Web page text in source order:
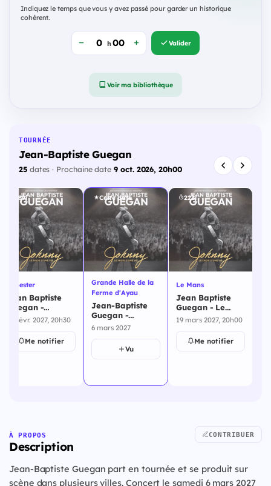
Indiquez le temps que vous y avez passé pour garder un historique
cohérent.
h Valider
Voir ma bibliothèque
TOURNÉE
Jean-Baptiste Guegan
25dates · Prochaine date9 oct. 2026, 20h00
189j
Lanester
Jean Baptiste
Guegan -
Lanester - 13
février 2027
13 févr. 2027, 20h30
Me notifier
Cette date
Grande Halle de la
Ferme d'Ayau
Jean-Baptiste
Guegan -
Grande Halle de
- 6 mars 2027
6 mars 2027
Vu
223j
Le Mans
Jean Baptiste
Guegan - Le
Mans - 19 mars
19 mars 2027, 20h00
Me notifier
À PROPOS
Description
CONTRIBUER
Jean-Baptiste Guegan part en tournée et se produit sur
scène dans plusieurs villes. Concert le samedi 6 mars 2027